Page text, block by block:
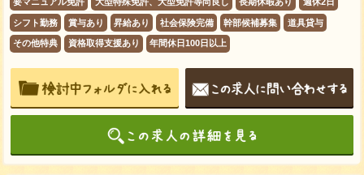
シフト勤務 賞与あり 昇給あり 社会保険完備 幹部候補募集 道具貸与
その他特典 資格取得支援あり 年間休日100日以上